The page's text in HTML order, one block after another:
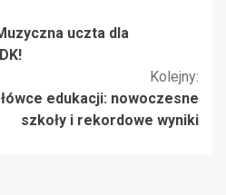
uczta dla
Kolejny:
edukacji: nowoczesne
szkoły i rekordowe wyniki